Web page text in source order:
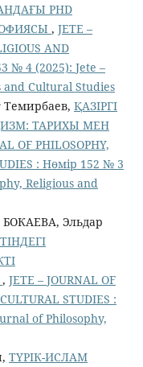
PHD
, JETE –
AND
№ 4 (2025): Jete –
аnd Cultural Studies
Темирбаев, ҚАЗІРГІ
ТАРИХЫ МЕН
OF PHILOSOPHY,
: Нөмір 152 № 3
Religious аnd
Эльдар
, JETE – JОURNAL OF
STUDIES :
of Philosophy,
ТҮРІК-ИСЛАМ